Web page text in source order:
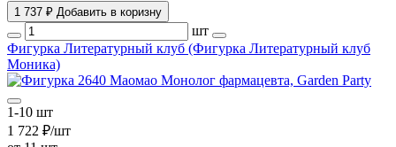
1 737 ₽ Добавить в коризну
шт
Фигурка Литературный клуб (Фигурка Литературный клуб
Моника)
1-10 шт
1 722 ₽/шт